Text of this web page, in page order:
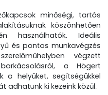
minőségi, tartós
köszönhetően
használhatók. Ideális
és pontos munkavégzés
végzett
a Högert
a helyüket, segítségükkel
adhatunk ki kezeink közül.